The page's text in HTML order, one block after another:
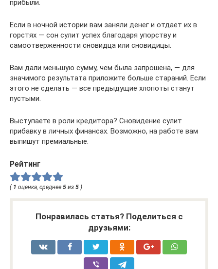
прибыли.
Если в ночной истории вам заняли денег и отдает их в
горстях — сон сулит успех благодаря упорству и
самоотверженности сновидца или сновидицы.
Вам дали меньшую сумму, чем была запрошена, — для
значимого результата приложите больше стараний. Если
этого не сделать — все предыдущие хлопоты станут
пустыми.
Выступаете в роли кредитора? Сновидение сулит
прибавку в личных финансах. Возможно, на работе вам
выпишут премиальные.
Рейтинг
( 1 оценка, среднее 5 из 5 )
Понравилась статья? Поделиться с
друзьями: